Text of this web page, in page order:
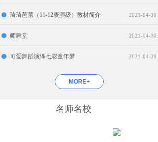
MORE+
琦琦芭蕾（11-12表演级）教材简介 2021-04-30
师舞堂 2021-04-30
可爱舞蹈演绎七彩童年梦 2021-04-30
名师名校